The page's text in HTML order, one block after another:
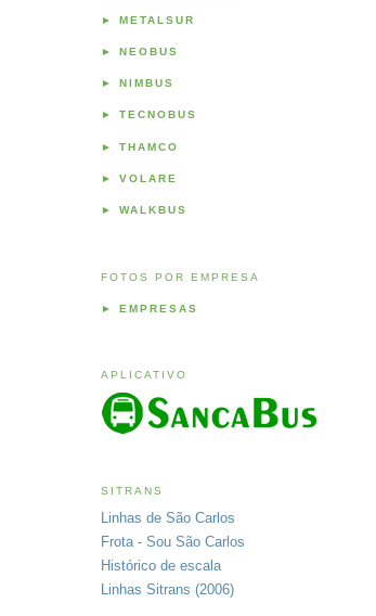
► METALSUR
► NEOBUS
► NIMBUS
► TECNOBUS
► THAMCO
► VOLARE
► WALKBUS
FOTOS POR EMPRESA
► EMPRESAS
APLICATIVO
SITRANS
Linhas de São Carlos
Frota - Sou São Carlos
Histórico de escala
Linhas Sitrans (2006)